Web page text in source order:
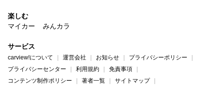
楽しむ
マイカー
みんカラ
サービス
carview!について 運営会社 お知らせ
プライバシーポリシー
プライバシーセンター
利用規約
免責事項
コンテンツ制作ポリシー
著者一覧
サイトマップ